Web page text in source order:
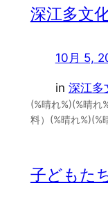
深江多文
10月 5,
in 深江多
(%晴れ%)(%晴れ
料）(%晴れ%)(%
子どもた